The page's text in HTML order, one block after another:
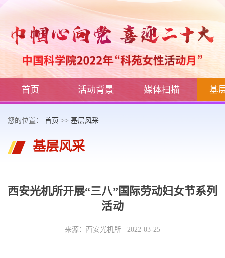
首页 活动背景 媒体扫描 基
您的位置： 首页 >> 基层风采
基层风采
西安光机所开展“三八”国际劳动妇女节系列
活动
来源：西安光机所 2022-03-25